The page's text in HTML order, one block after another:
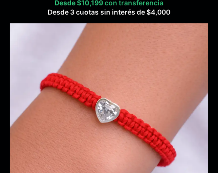
Desde$10,199con transferencia
Desde 3 cuotas sin interés de$4,000